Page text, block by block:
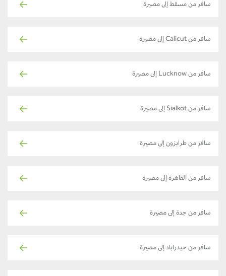
سافر من مسقط إلى مصيرة
سافر من Calicut إلى مصيرة
سافر من Lucknow إلى مصيرة
سافر من Sialkot إلى مصيرة
سافر من طرابزون إلى مصيرة
سافر من القاهرة إلى مصيرة
سافر من جدة إلى مصيرة
سافر من حيدراباد إلى مصيرة